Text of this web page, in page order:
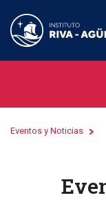
Eventos y Noticias